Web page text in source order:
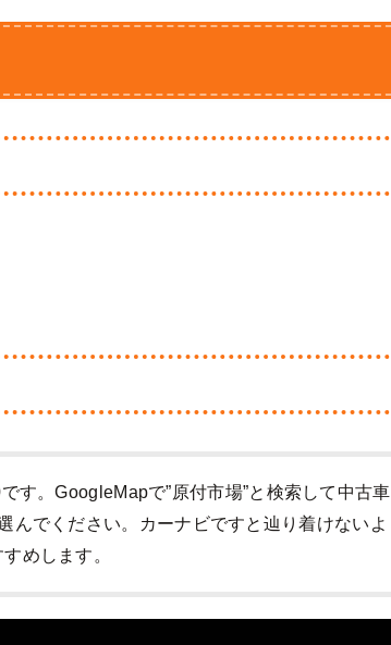
す。GoogleMapで”原付市場”と検索して中古車
んでください。カーナビですと辿り着けないよ
めします。